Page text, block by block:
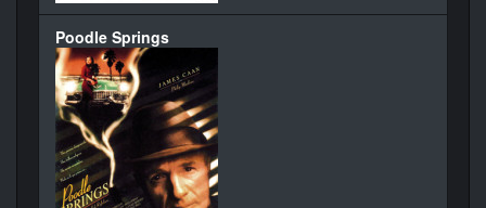
Poodle Springs